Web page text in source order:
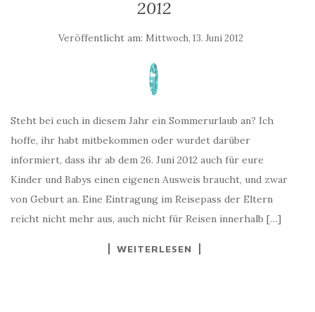
2012
Veröffentlicht am: Mittwoch, 13. Juni 2012
Steht bei euch in diesem Jahr ein Sommerurlaub an? Ich
hoffe, ihr habt mitbekommen oder wurdet darüber
informiert, dass ihr ab dem 26. Juni 2012 auch für eure
Kinder und Babys einen eigenen Ausweis braucht, und zwar
von Geburt an. Eine Eintragung im Reisepass der Eltern
reicht nicht mehr aus, auch nicht für Reisen innerhalb […]
WEITERLESEN